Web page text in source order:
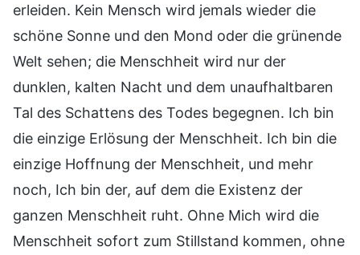
erleiden. Kein Mensch wird jemals wieder die
schöne Sonne und den Mond oder die grünende
Welt sehen; die Menschheit wird nur der
dunklen, kalten Nacht und dem unaufhaltbaren
Tal des Schattens des Todes begegnen. Ich bin
die einzige Erlösung der Menschheit. Ich bin die
einzige Hoffnung der Menschheit, und mehr
noch, Ich bin der, auf dem die Existenz der
ganzen Menschheit ruht. Ohne Mich wird die
Menschheit sofort zum Stillstand kommen, ohne